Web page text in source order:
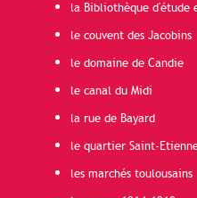
la Bibliothèque d'étude
le couvent des Jacobins
le domaine de Candie
le canal du Midi
la rue de Bayard
le quartier Saint-
les marchés toulousains